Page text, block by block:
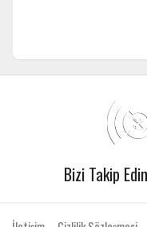
Bizi Takip Edin